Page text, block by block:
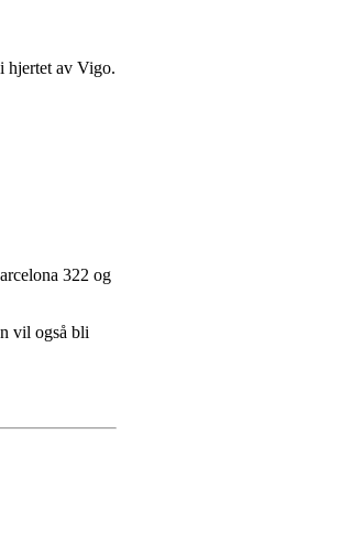
hjertet av Vigo.
322 og
vil også bli